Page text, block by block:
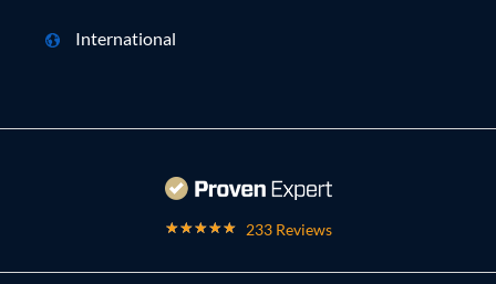
International
233 Reviews